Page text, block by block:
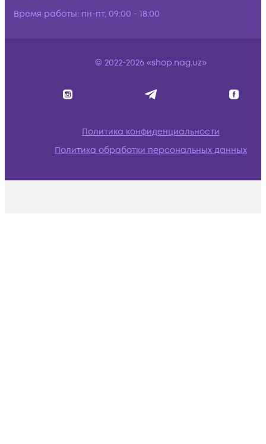
Время работы: пн-пт, 09:00 - 18:00
© 2022-2026 «shop.nag.uz»
Политика конфиденциальности
Политика обработки персональных данных